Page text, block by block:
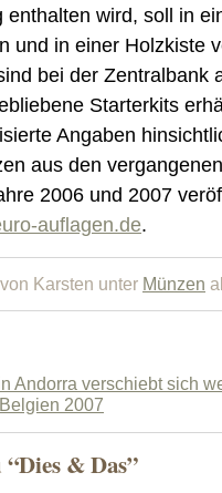
enthalten wird, soll in
und in einer Holzkiste
bei der Zentralbank
Starterkits
Angaben
aus den
2006 und 2007
auflagen.de.
Karsten unter Münzen
Andorra verschiebt sich
2007
& Das”